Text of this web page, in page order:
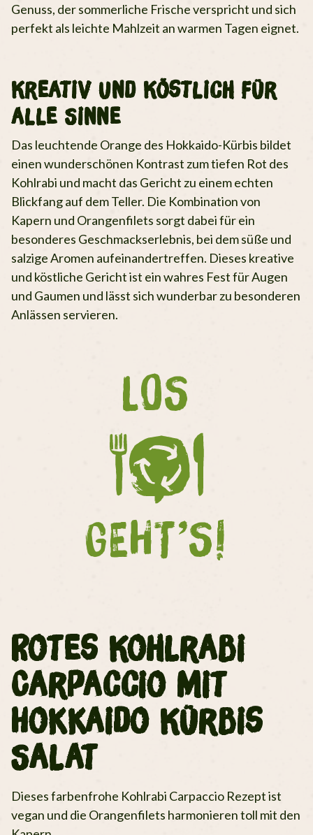
Genuss, der sommerliche Frische verspricht und sich
perfekt als leichte Mahlzeit an warmen Tagen eignet.
Kreativ und Köstlich für
alle Sinne
Das leuchtende Orange des Hokkaido-Kürbis bildet
einen wunderschönen Kontrast zum tiefen Rot des
Kohlrabi und macht das Gericht zu einem echten
Blickfang auf dem Teller. Die Kombination von
Kapern und Orangenfilets sorgt dabei für ein
besonderes Geschmackserlebnis, bei dem süße und
salzige Aromen aufeinandertreffen. Dieses kreative
und köstliche Gericht ist ein wahres Fest für Augen
und Gaumen und lässt sich wunderbar zu besonderen
Anlässen servieren.
LOS
GEHT’S!
Rotes Kohlrabi
Carpaccio mit
Hokkaido Kürbis
Salat
Dieses farbenfrohe Kohlrabi Carpaccio Rezept ist
vegan und die Orangenfilets harmonieren toll mit den